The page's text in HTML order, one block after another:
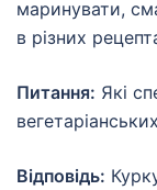
маринувати,
в різних
Питання: Які
Відповідь: